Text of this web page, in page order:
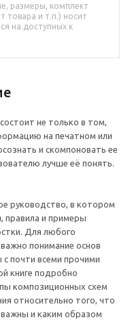
размеры, комплект
товара и т.п.) носит
на доступных к
не только в том,
на печатном или
и скомпоновать ее
лучше её понять.
руководство, в котором
правила и примеры
Для любого
понимание основ
почти всеми прочими
книге подробно
композиционных схем
относительно того, что
и каким образом